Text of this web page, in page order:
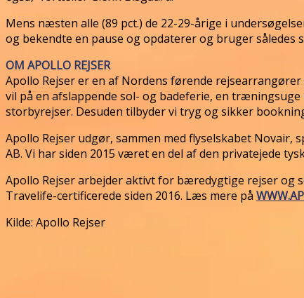
Mens næsten alle (89 pct.) de 22-29-årige i
og bekendte en pause og opdaterer og bruger således
OM APOLLO REJSER
Apollo Rejser er en af Nordens førende
vil på en afslappende sol- og badeferie, en
storbyrejser. Desuden tilbyder vi tryg og sikker
Apollo Rejser udgør, sammen med flyselskabet
AB. Vi har siden 2015 været en del af den privatejede
Apollo Rejser arbejder aktivt for bæredygtige rejser og
Travelife-certificerede siden 2016. Læs mere på
Kilde: Apollo Rejser